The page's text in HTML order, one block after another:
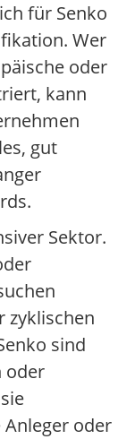
für Senko
Wer
oder
kann
gut
Sektor.
zyklischen
sind
oder
oder